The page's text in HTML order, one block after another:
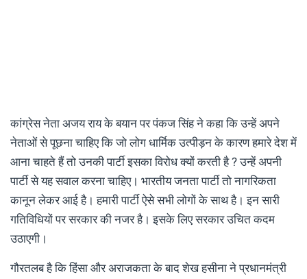
कांग्रेस नेता अजय राय के बयान पर पंकज सिंह ने कहा कि उन्हें अपने
नेताओं से पूछना चाहिए कि जो लोग धार्मिक उत्पीड़न के कारण हमारे देश में
आना चाहते हैं तो उनकी पार्टी इसका विरोध क्यों करती है ? उन्हें अपनी
पार्टी से यह सवाल करना चाहिए। भारतीय जनता पार्टी तो नागरिकता
कानून लेकर आई है। हमारी पार्टी ऐसे सभी लोगों के साथ है। इन सारी
गतिविधियों पर सरकार की नजर है। इसके लिए सरकार उचित कदम
उठाएगी।
गौरतलब है कि हिंसा और अराजकता के बाद शेख हसीना ने प्रधानमंत्री